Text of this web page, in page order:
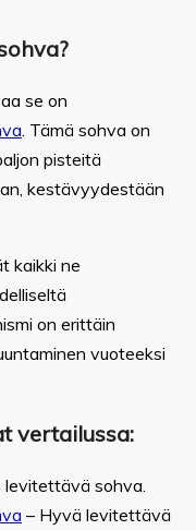
se on
. Tämä sohva on
pisteitä
kestävyydestään
kaikki ne
on erittäin
vuoteeksi
vertailussa:
levitettävä sohva.
– Hyvä levitettävä